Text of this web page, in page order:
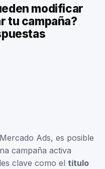
modificar
tu campaña?
Ads, es posible
campaña activa
clave como eltítulo